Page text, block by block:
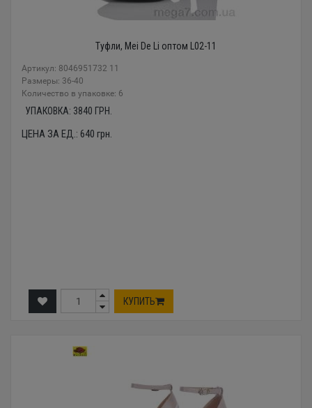
Туфли, Mei De Li оптом L02-11
Артикул: 8046951732 11
Размеры: 36-40
Количество в упаковке: 6
УПАКОВКА: 3840 ГРН.
ЦЕНА ЗА ЕД.: 640 грн.
КУПИТЬ